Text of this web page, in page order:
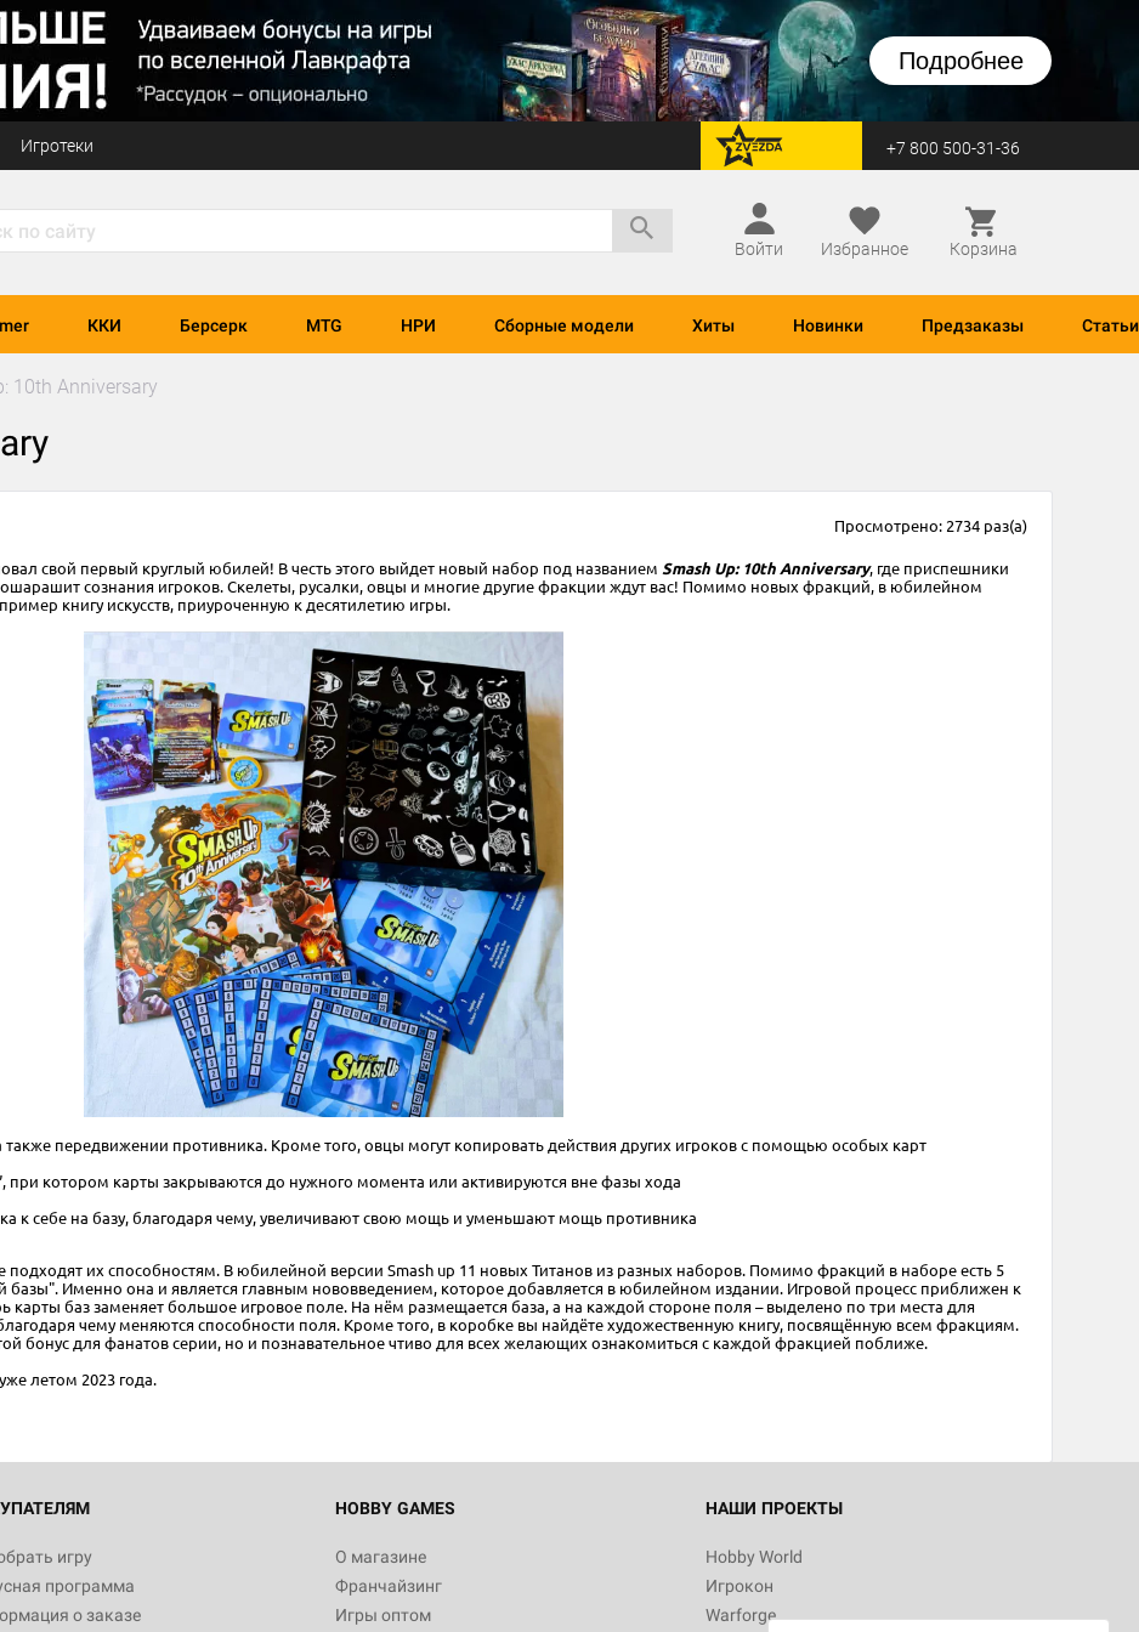
Подробнее
Игротеки перейти на Zvezda +7 800 500-31-36
Войти
Избранное Корзина
ККИ Берсерк MTG НРИ Сборные модели Хиты Новинки Предзаказы Статьи
10th Anniversary
Просмотрено: 2734 раз(а)
свой первый круглый юбилей! В честь этого выйдет новый набор под названием Smash Up: 10th Anniversary, где приспешники
ошарашит сознания игроков. Скелеты, русалки, овцы и многие другие фракции ждут вас! Помимо новых фракций, в юбилейном
книгу искусств, приуроченную к десятилетию игры.
передвижении противника. Кроме того, овцы могут копировать действия других игроков с помощью особых карт
при котором карты закрываются до нужного момента или активируются вне фазы хода
к себе на базу, благодаря чему, увеличивают свою мощь и уменьшают мощь противника
их способностям. В юбилейной версии Smash up 11 новых Титанов из разных наборов. Помимо фракций в наборе есть 5
Именно она и является главным нововведением, которое добавляется в юбилейном издании. Игровой процесс приближен к
карты баз заменяет большое игровое поле. На нём размещается база, а на каждой стороне поля – выделено по три места для
чему меняются способности поля. Кроме того, в коробке вы найдёте художественную книгу, посвящённую всем фракциям.
бонус для фанатов серии, но и познавательное чтиво для всех желающих ознакомиться с каждой фракцией поближе.
летом 2023 года.
игру
программа
о заказе
HOBBY GAMES
О магазине
Франчайзинг
Игры оптом
НАШИ ПРОЕКТЫ
Hobby World
Игрокон
Warforge
Настольная игра Hobby World Журнал
"Мир фантастики. Спецвыпуск: Братья
Стругацкие"
1 490
империи: Боевая тревога
799
Настольная игра Hobby World Сумерки